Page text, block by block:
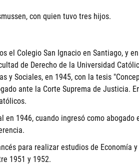
con quien tuvo tres hijos.
el Colegio San Ignacio en Santiago, y
de Derecho de la Universidad
y Sociales, en 1945, con la tesis
ante la Corte Suprema de Justicia.
en 1946, cuando ingresó como
para realizar estudios de Economía
1951 y 1952.